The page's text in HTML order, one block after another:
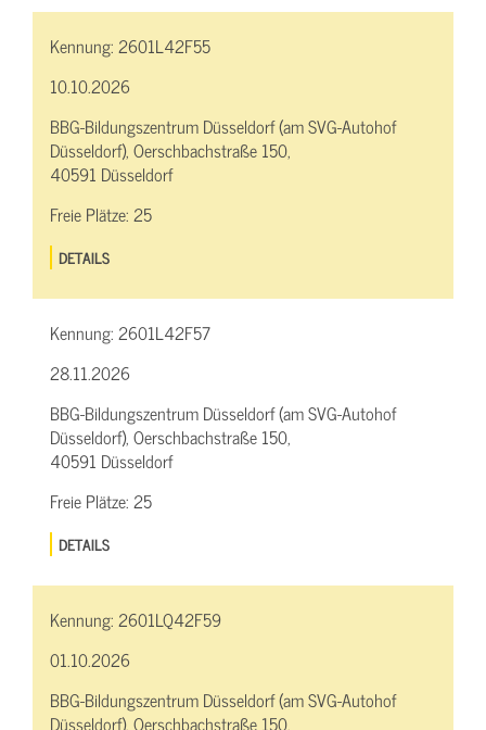
Kennung:2601L42F55
10.10.2026
BBG-Bildungszentrum Düsseldorf (am SVG-Autohof
Düsseldorf), Oerschbachstraße 150,
40591 Düsseldorf
Freie Plätze:25
DETAILS
Kennung:2601L42F57
28.11.2026
BBG-Bildungszentrum Düsseldorf (am SVG-Autohof
Düsseldorf), Oerschbachstraße 150,
40591 Düsseldorf
Freie Plätze:25
DETAILS
Kennung:2601LQ42F59
01.10.2026
BBG-Bildungszentrum Düsseldorf (am SVG-Autohof
Düsseldorf), Oerschbachstraße 150,